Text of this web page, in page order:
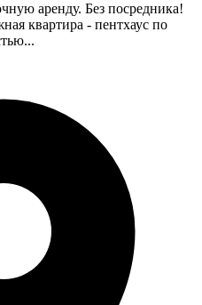
аренду. Без посредника!
квартира - пентхаус по